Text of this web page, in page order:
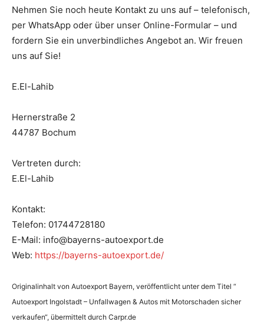
Nehmen Sie noch heute Kontakt zu uns auf – telefonisch,
per WhatsApp oder über unser Online-Formular – und
fordern Sie ein unverbindliches Angebot an. Wir freuen
uns auf Sie!
E.El-Lahib
Hernerstraße 2
44787 Bochum
Vertreten durch:
E.El-Lahib
Kontakt:
Telefon: 01744728180
E-Mail: info@bayerns-autoexport.de
Web: https://bayerns-autoexport.de/
Originalinhalt von Autoexport Bayern, veröffentlicht unter dem Titel “
Autoexport Ingolstadt – Unfallwagen & Autos mit Motorschaden sicher
verkaufen“, übermittelt durch Carpr.de